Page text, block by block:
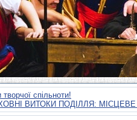
спільноти!
ВИТОКИ ПОДІЛЛЯ: